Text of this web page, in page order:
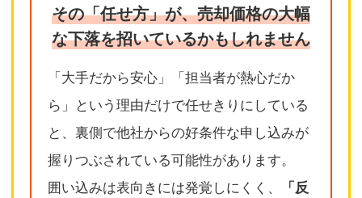
その「任せ方」が、売却価格の大幅
な下落を招いているかもしれません
「大手だから安心」「担当者が熱心だか
ら」という理由だけで任せきりにしている
と、裏側で他社からの好条件な申し込みが
握りつぶされている可能性があります。
囲い込みは表向きには発覚しにくく、
「反